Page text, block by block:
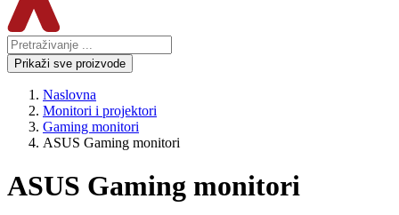
Prikaži sve proizvode
Naslovna
Monitori i projektori
Gaming monitori
ASUS Gaming monitori
ASUS Gaming monitori